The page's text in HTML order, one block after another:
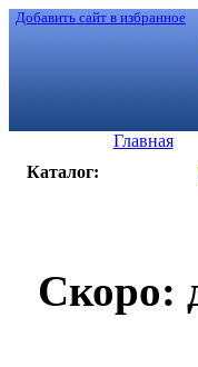
Добавить сайт в избранное
Главная
Каталог:
Скоро: